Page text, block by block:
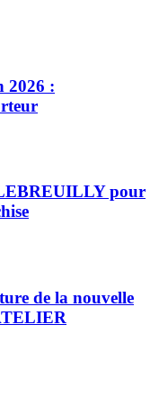
2026 :
pour
de la nouvelle